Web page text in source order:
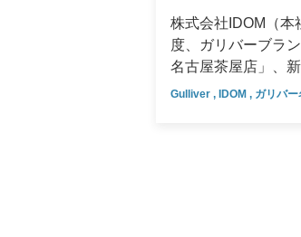
https://
日（土）～ 8月22
詳しい営業時間については、店
情報 店舗名ガリバーひたち海浜公園前店公式サイトhttps://221616.com/shop/ibaraki/G01478/オープン
池228-1営業時間
ス ＜本件に関す
提供いたします。
お客様が快適にお
り半径1キロ圏内、
なっております。 同日、愛知県豊橋市にオープンする「ガリバー豊橋店」は、2,338坪の敷地に東三
河エリア最大級の
株式会社IDOM（本
度、ガリバーブラ
名古屋茶屋店」、
に同時オープンすることをお知らせい
Gulliver , IDOM , ガリバ